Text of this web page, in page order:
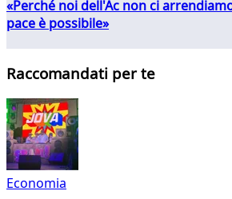
«Perché noi dell'Ac non ci
pace è possibile»
Raccomandati per te
Economia